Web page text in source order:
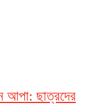
আপা: ছাত্রদের